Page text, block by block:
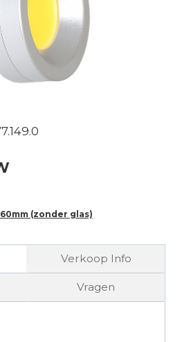
(zonder glas)
Verkoop Info
Vragen